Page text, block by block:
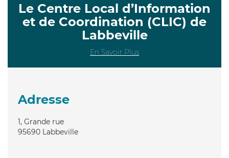
Le Centre Local d’Information
et de Coordination (CLIC) de
Labbeville
En Savoir Plus
Adresse
1, Grande rue
95690 Labbeville